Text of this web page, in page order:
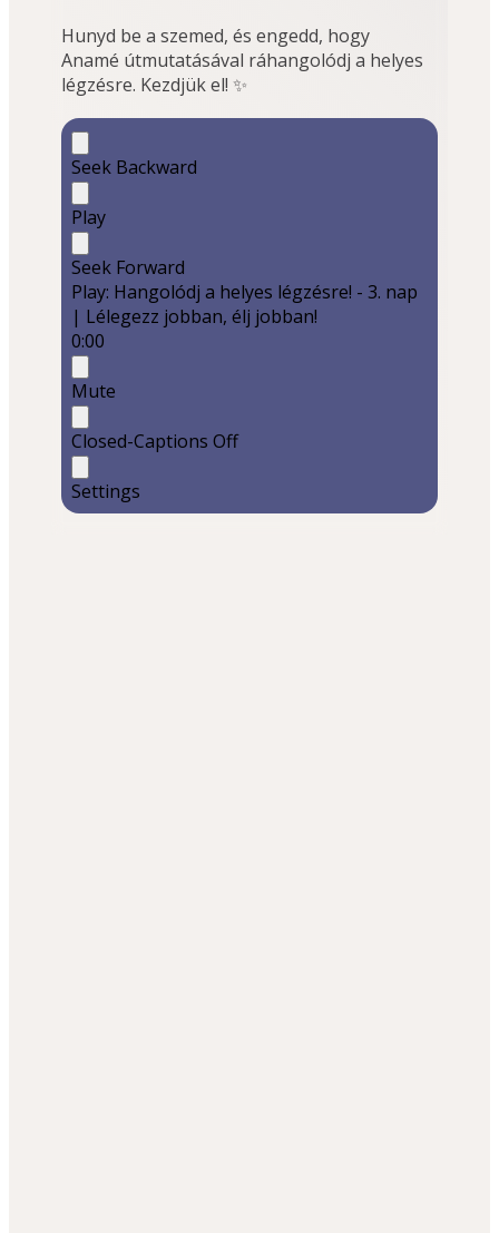
Hunyd be a szemed, és engedd, hogy
Anamé útmutatásával ráhangolódj a helyes
légzésre. Kezdjük el! ✨
Seek Backward
Play
Seek Forward
Play: Hangolódj a helyes légzésre! - 3. nap
| Lélegezz jobban, élj jobban!
0:00
Mute
Closed-Captions Off
Settings